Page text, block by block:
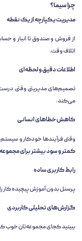
چرا سیما؟
مدیریت یکپارچه از یک نقطه
از فروش و صندوق تا انبار و
اتلاف وقت.
اطلاعات دقیق و لحظه‌ای
تصمیم‌های مدیریتی وقتی
می‌کند.
کاهش خطاهای انسانی
وقتی فرآیندها خودکار و
کمتر و سود بیشتر برای
رابط کاربری ساده
پرسنل بدون آموزش پیچیده کار
گزارش‌های تحلیلی کاربردی
ببینید کجای مجموعه‌تان خوب